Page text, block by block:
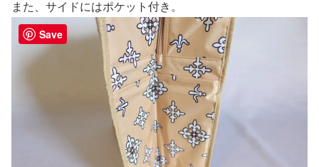
また、サイドにはポケット付き。
Save